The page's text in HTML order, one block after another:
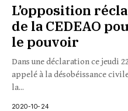
L’opposition
de la CEDEAO
le pouvoir
Dans une déclaration ce jeudi
appelé à la désobéissance
la...
2020-10-24